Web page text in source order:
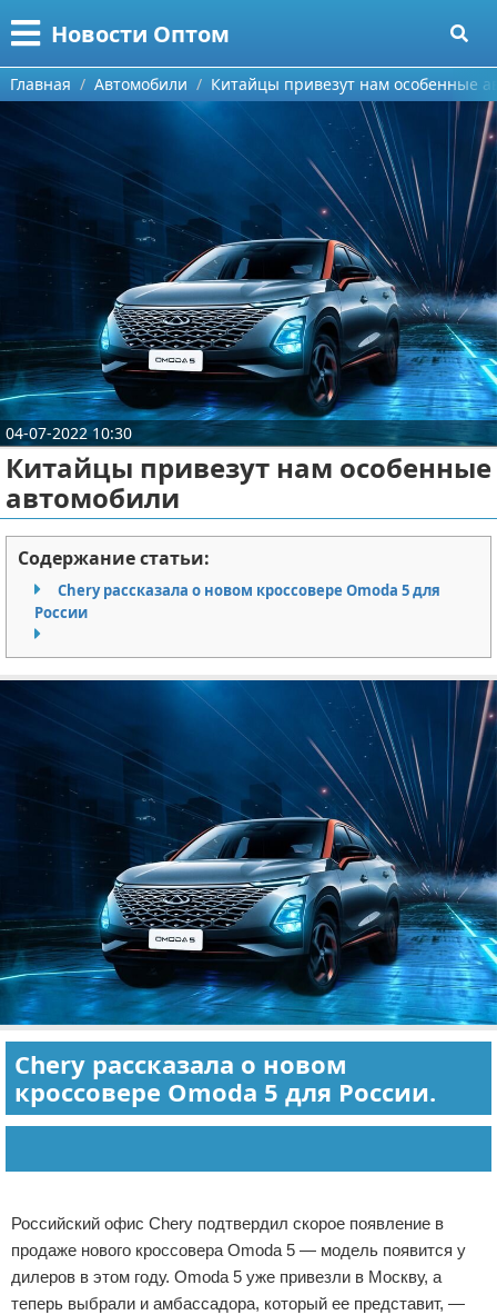
Новости Оптом
Меню
Главная
Информационные технологии
Автомобили
Знаменитости
Политика
Природа
Философия
Культура
Экономика
Разное
О проекте
Контакты
Сотрудничество
Размещение рекламы
Для правообладателей
Условия предоставления информации
Отказ от ответственности
Главная Автомобили Китайцы привезут нам особенные
04-07-2022 10:30
Китайцы привезут нам особенные
автомобили
Содержание статьи:
Chery рассказала о новом кроссовере Omoda 5 для
России
Chery рассказала о новом
кроссовере Omoda 5 для России.
Российский офис Chery подтвердил скорое появление в
продаже нового кроссовера Omoda 5 — модель появится у
дилеров в этом году. Omoda 5 уже привезли в Москву, а
теперь выбрали и амбассадора, который ее представит, —